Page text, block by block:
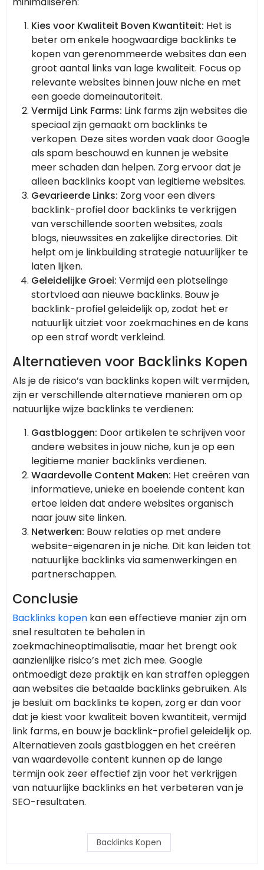
Kies voor Kwaliteit Boven Kwantiteit: Het is
beter om enkele hoogwaardige backlinks te
kopen van gerenommeerde websites dan een
groot aantal links van lage kwaliteit. Focus op
relevante websites binnen jouw niche en met
een goede domeinautoriteit.
Vermijd Link Farms: Link farms zijn websites die
speciaal zijn gemaakt om backlinks te
verkopen. Deze sites worden vaak door Google
als spam beschouwd en kunnen je website
meer schaden dan helpen. Zorg ervoor dat je
alleen backlinks koopt van legitieme websites.
Gevarieerde Links: Zorg voor een divers
backlink-profiel door backlinks te verkrijgen
van verschillende soorten websites, zoals
blogs, nieuwssites en zakelijke directories. Dit
helpt om je linkbuilding strategie natuurlijker te
laten lijken.
Geleidelijke Groei: Vermijd een plotselinge
stortvloed aan nieuwe backlinks. Bouw je
backlink-profiel geleidelijk op, zodat het er
natuurlijk uitziet voor zoekmachines en de kans
op een straf wordt verkleind.
Alternatieven voor Backlinks Kopen
Als je de risico’s van backlinks kopen wilt vermijden,
zijn er verschillende alternatieve manieren om op
natuurlijke wijze backlinks te verdienen:
Gastbloggen: Door artikelen te schrijven voor
andere websites in jouw niche, kun je op een
legitieme manier backlinks verdienen.
Waardevolle Content Maken: Het creëren van
informatieve, unieke en boeiende content kan
ertoe leiden dat andere websites organisch
naar jouw site linken.
Netwerken: Bouw relaties op met andere
website-eigenaren in je niche. Dit kan leiden tot
natuurlijke backlinks via samenwerkingen en
partnerschappen.
Conclusie
Backlinks kopen kan een effectieve manier zijn om
snel resultaten te behalen in
zoekmachineoptimalisatie, maar het brengt ook
aanzienlijke risico’s met zich mee. Google
ontmoedigt deze praktijk en kan straffen opleggen
aan websites die betaalde backlinks gebruiken. Als
je besluit om backlinks te kopen, zorg er dan voor
dat je kiest voor kwaliteit boven kwantiteit, vermijd
link farms, en bouw je backlink-profiel geleidelijk op.
Alternatieven zoals gastbloggen en het creëren
van waardevolle content kunnen op de lange
termijn ook zeer effectief zijn voor het verkrijgen
van natuurlijke backlinks en het verbeteren van je
SEO-resultaten.
Backlinks Kopen